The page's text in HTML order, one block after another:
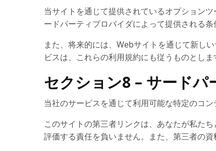
当サイトを通じて提供されているオプション
ードパーティプロバイダによって提供される
また、将来的には、Webサイトを通じて新し
ビスは、これらの利用規約にも従うものとしま
セクション8 – サードパ
当社のサービスを通じて利用可能な特定のコ
このサイトの第三者リンクは、あなたが私た
評価する責任を負いません。また、第三者の